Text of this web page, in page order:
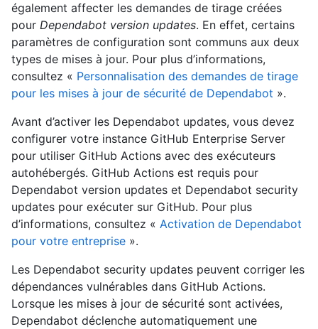
également affecter les demandes de tirage créées
pour Dependabot version updates. En effet, certains
paramètres de configuration sont communs aux deux
types de mises à jour. Pour plus d’informations,
consultez « Personnalisation des demandes de tirage
pour les mises à jour de sécurité de Dependabot ».
Avant d’activer les Dependabot updates, vous devez
configurer votre instance GitHub Enterprise Server
pour utiliser GitHub Actions avec des exécuteurs
autohébergés. GitHub Actions est requis pour
Dependabot version updates et Dependabot security
updates pour exécuter sur GitHub. Pour plus
d’informations, consultez « Activation de Dependabot
pour votre entreprise ».
Les Dependabot security updates peuvent corriger les
dépendances vulnérables dans GitHub Actions.
Lorsque les mises à jour de sécurité sont activées,
Dependabot déclenche automatiquement une